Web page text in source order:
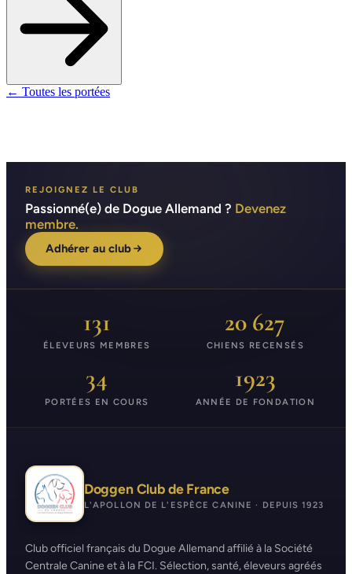
← Toutes les portées
REJOIGNEZ LE CLUB
Passionné(e) de Dogue Allemand ? Devenez
membre.
Adhérer au club
131
ÉLEVEURS MEMBRES
20 627
CHIENS RECENSÉS
34
PORTÉES EN COURS
1923
ANNÉE DE FONDATION
Doggen Club de France
L'APOLLON DE L'ESPÈCE CANINE · DEPUIS 1923
Club officiel français du Dogue Allemand affilié à la Société
Centrale Canine et à la FCI. Sélection, santé, éleveurs agréés